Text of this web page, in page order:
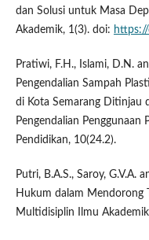
dan Solusi untuk Masa
Akademik, 1(3). doi:
Pratiwi, F.H., Islami, D.N.
Pengendalian Sampah
di Kota Semarang Ditinjau
Pengendalian Penggunaan
Pendidikan, 10(24.2).
Putri, B.A.S., Saroy, G.V.A.
Hukum dalam Mendorong
Multidisiplin Ilmu